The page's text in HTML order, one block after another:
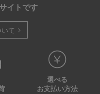
イトです
て
選べる
お支払い方法